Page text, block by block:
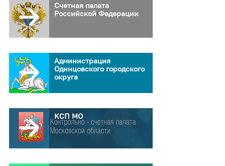
Счетная палата
Российской Федерации
Администрация
Одинцовского городского
округа
КСП МО